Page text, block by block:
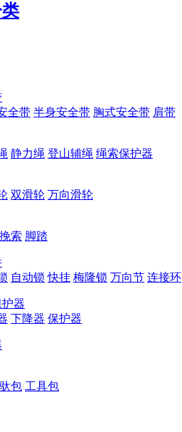
全带 半身安全带 胸式安全带 肩带
静力绳 登山辅绳 绳索保护器
双滑轮 万向滑轮
挽索 脚踏
自动锁 快挂 梅隆锁 万向节 连接环
护器
下降器 保护器
驮包 工具包